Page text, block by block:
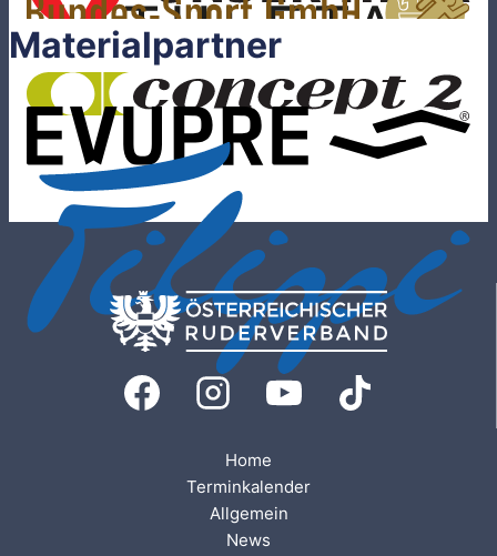
Materialpartner
Home
Terminkalender
Allgemein
News